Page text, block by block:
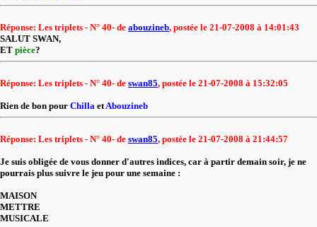
Réponse: Les triplets - N° 40- de abouzineb, postée le 21-07-2008 à 14:01:43
SALUT SWAN,
ET pièce?
Réponse: Les triplets - N° 40- de swan85, postée le 21-07-2008 à 15:32:05
Rien de bon pour Chilla etAbouzineb
Réponse: Les triplets - N° 40- de swan85, postée le 21-07-2008 à 21:44:57
Je suis obligée de vous donner d'autres indices, car à partir demain soir, je ne
pourrais plus suivre le jeu pour une semaine :
MAISON
METTRE
MUSICALE